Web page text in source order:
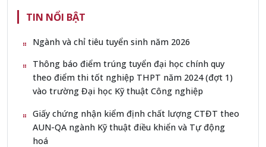
TIN NỔI BẬT
Ngành và chỉ tiêu tuyển sinh năm 2026
Thông báo điểm trúng tuyển đại học chính quy
theo điểm thi tốt nghiệp THPT năm 2024 (đợt 1)
vào trường Đại học Kỹ thuật Công nghiệp
Giấy chứng nhận kiểm định chất lượng CTĐT theo
AUN-QA ngành Kỹ thuật điều khiển và Tự động
hoá